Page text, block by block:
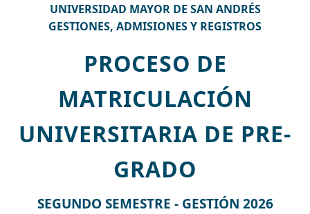
UNIVERSIDAD MAYOR DE SAN ANDRÉS
GESTIONES, ADMISIONES Y REGISTROS
PROCESO DE
MATRICULACIÓN
UNIVERSITARIA DE PRE-
GRADO
SEGUNDO SEMESTRE - GESTIÓN 2026